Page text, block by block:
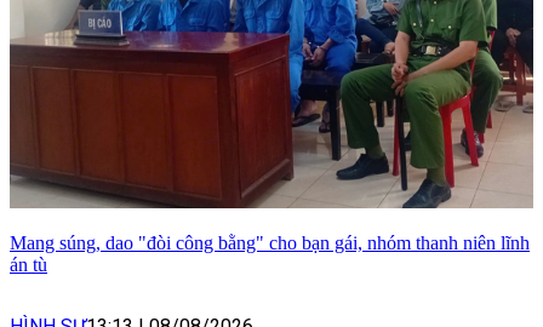
Mang súng, dao "đòi công bằng" cho bạn gái, nhóm thanh niên lĩnh
án tù